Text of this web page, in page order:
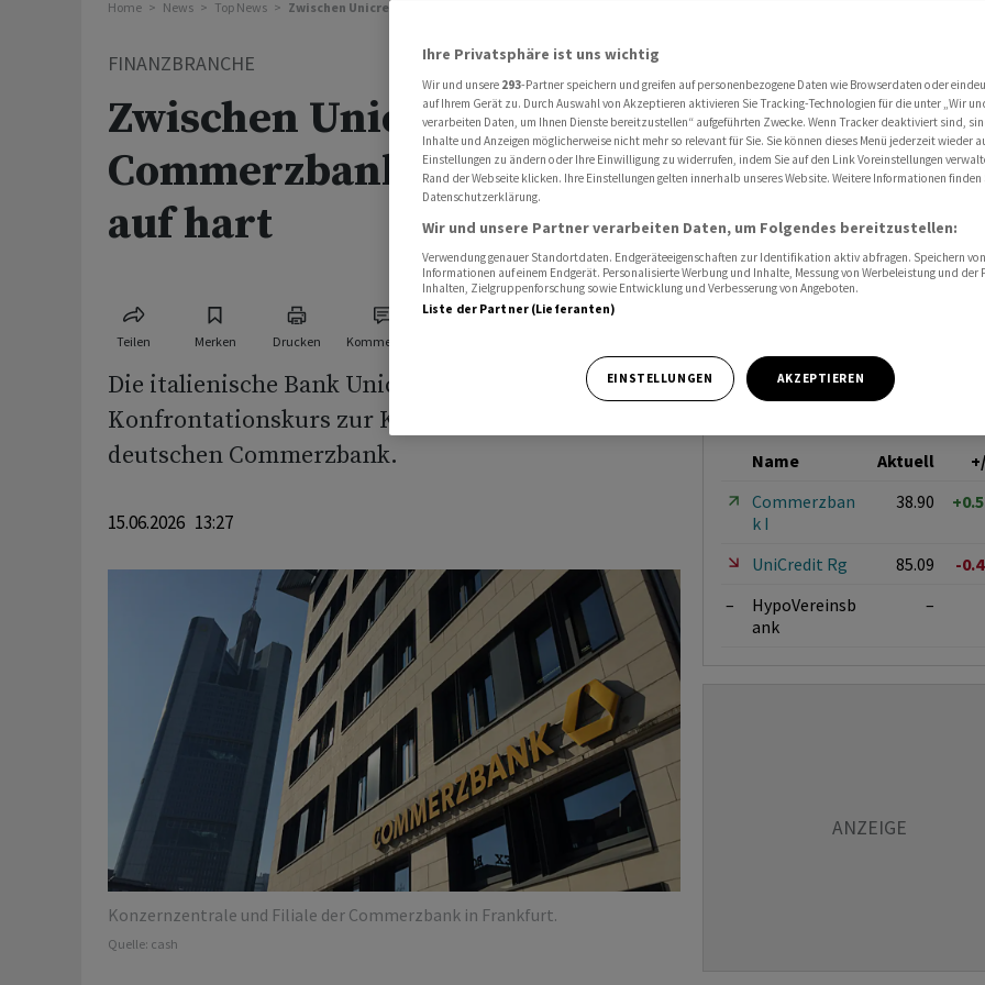
Home News Top News Zwischen Unicredit und Commerzbank geht es hart auf hart
FINANZBRANCHE
Zwischen Unicredit und
Commerzbank geht es hart
auf hart
Teilen Merken Drucken Kommentare
Die italienische Bank Unicredit geht auf
Konfrontationskurs zur Konzernspitze der
deutschen Commerzbank.
15.06.2026 13:27
Konzernzentrale und Filiale der Commerzbank in Frankfurt.
Quelle: cash
Name Aktuell
Commerzban
k I
38.90
UniCredit Rg 85.09
-
–
HypoVereinsb
ank
–
Ihre Privatsphäre ist uns wichtig
Wir und unsere 293-Partner speichern und greifen auf personenbezogene Daten wie Browserdaten oder
auf Ihrem Gerät zu. Durch Auswahl von Akzeptieren aktivieren Sie Tracking-Technologien für die unter „Wir
verarbeiten Daten, um Ihnen Dienste bereitzustellen“ aufgeführten Zwecke. Wenn Tracker deaktiviert sind,
Inhalte und Anzeigen möglicherweise nicht mehr so relevant für Sie. Sie können dieses Menü jederzeit wieder
Einstellungen zu ändern oder Ihre Einwilligung zu widerrufen, indem Sie auf den Link Voreinstellungen
Rand der Webseite klicken. Ihre Einstellungen gelten innerhalb unseres Website. Weitere Informationen finden
Datenschutzerklärung.
Wir und unsere Partner verarbeiten Daten, um Folgendes bereitzustellen:
Verwendung genauer Standortdaten. Endgeräteeigenschaften zur Identifikation aktiv abfragen. Speichern
Informationen auf einem Endgerät. Personalisierte Werbung und Inhalte, Messung von Werbeleistung und der
Inhalten, Zielgruppenforschung sowie Entwicklung und Verbesserung von Angeboten.
Liste der Partner (Lieferanten)
EINSTELLUNGEN AKZEPTIEREN